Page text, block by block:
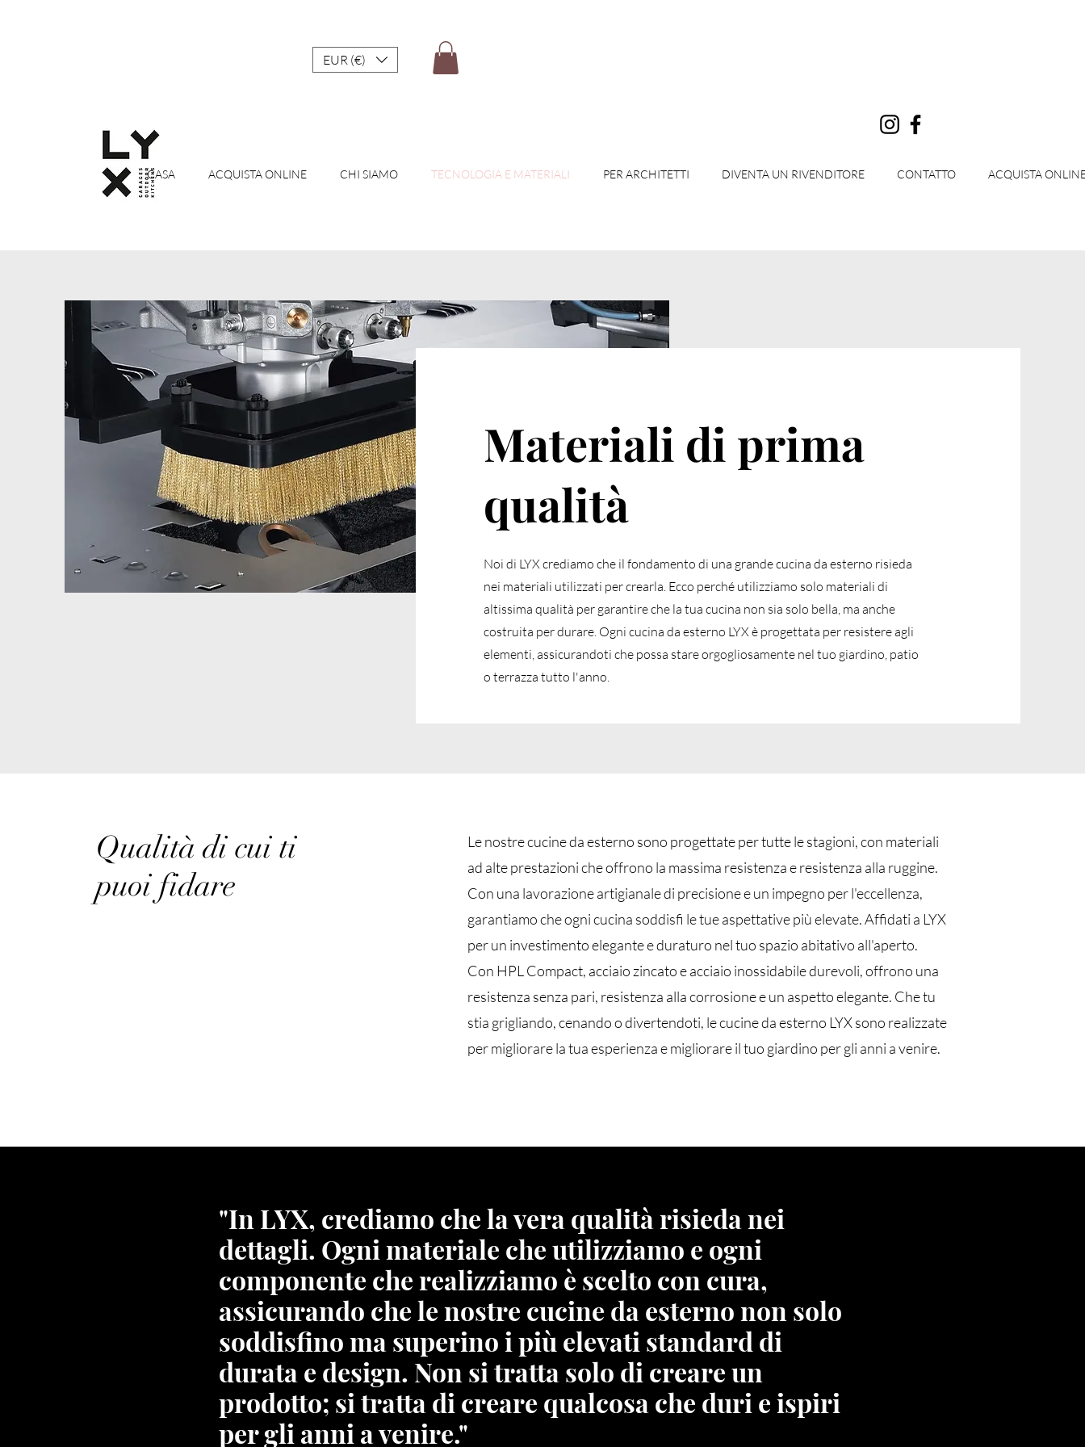
EUR (€)
CASA ACQUISTA ONLINE CHI SIAMO TECNOLOGIA E MATERIALI PER ARCHITETTI DIVENTA UN RIVENDITORE CONTATTO ACQUISTA
Materiali di prima
qualità
Noi di LYX crediamo che il fondamento di una grande cucina da esterno risieda
nei materiali utilizzati per crearla. Ecco perché utilizziamo solo materiali di
altissima qualità per garantire che la tua cucina non sia solo bella, ma anche
costruita per durare. Ogni cucina da esterno LYX è progettata per resistere agli
elementi, assicurandoti che possa stare orgogliosamente nel tuo giardino, patio
o terrazza tutto l'anno.
Qualità di cui ti
puoi fidare
Le nostre cucine da esterno sono progettate per tutte le stagioni, con materiali
ad alte prestazioni che offrono la massima resistenza e resistenza alla ruggine.
Con una lavorazione artigianale di precisione e un impegno per l'eccellenza,
garantiamo che ogni cucina soddisfi le tue aspettative più elevate. Affidati a LYX
per un investimento elegante e duraturo nel tuo spazio abitativo all'aperto.
Con HPL Compact, acciaio zincato e acciaio inossidabile durevoli, offrono una
resistenza senza pari, resistenza alla corrosione e un aspetto elegante. Che tu
stia grigliando, cenando o divertendoti, le cucine da esterno LYX sono realizzate
per migliorare la tua esperienza e migliorare il tuo giardino per gli anni a venire.
"In LYX, crediamo che la vera qualità risieda nei
dettagli. Ogni materiale che utilizziamo e ogni
componente che realizziamo è scelto con cura,
assicurando che le nostre cucine da esterno non solo
soddisfino ma superino i più elevati standard di
durata e design. Non si tratta solo di creare un
prodotto; si tratta di creare qualcosa che duri e ispiri
per gli anni a venire."